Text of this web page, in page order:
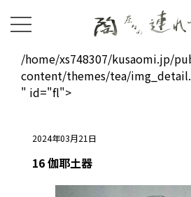
/home/xs748307/kusaomi.jp/
content/themes/tea/
" id="fl">
2024年03月21日
16 伽耶土器